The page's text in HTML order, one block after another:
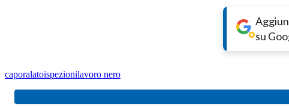
su
caporalatoispezionilavoro nero